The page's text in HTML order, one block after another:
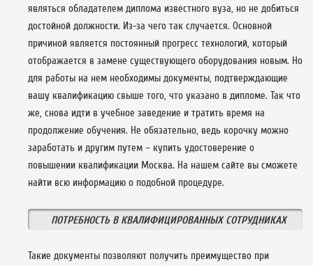
являться обладателем диплома известного вуза, но не добиться
достойной должности. Из-за чего так случается. Основной
причиной является постоянный прогресс технологий, который
отображается в замене существующего оборудования новым. Но
для работы на нем необходимы документы, подтверждающие
вашу квалификацию свыше того, что указано в дипломе. Так что
же, снова идти в учебное заведение и тратить время на
продолжение обучения. Не обязательно, ведь корочку можно
заработать и другим путем – купить удостоверение о
повышении квалификации Москва. На нашем сайте вы сможете
найти всю информацию о подобной процедуре.
ПОТРЕБНОСТЬ В КВАЛИФИЦИРОВАННЫХ СОТРУДНИКАХ
Такие документы позволяют получить преимущество при